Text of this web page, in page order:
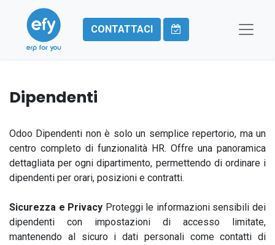
CONTATTACI
Dipendenti
Odoo Dipendenti non è solo un semplice repertorio, ma un
centro completo di funzionalità HR. Offre una panoramica
dettagliata per ogni dipartimento, permettendo di ordinare i
dipendenti per orari, posizioni e contratti.
Sicurezza e Privacy Proteggi le informazioni sensibili dei
dipendenti con impostazioni di accesso limitate,
mantenendo al sicuro i dati personali come contatti di